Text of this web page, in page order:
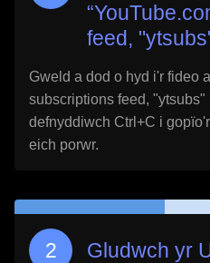
“
feed,
Gweld a dod o hyd i'r fideo
subscriptions feed, "ytsubs"
defnyddiwch Ctrl+C i
eich porwr.
Gludwch yr